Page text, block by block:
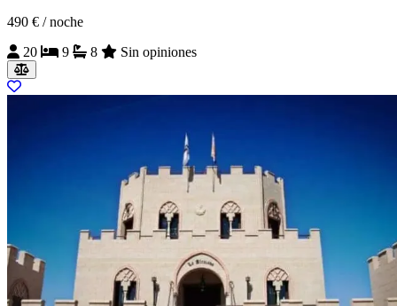
490 € / noche
20
9 8 Sin opiniones